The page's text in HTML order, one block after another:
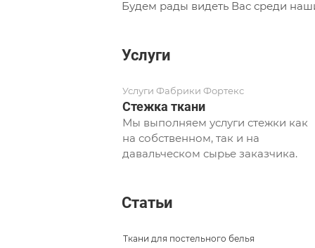
Будем рады видеть Вас среди
Услуги
Услуги Фабрики Фортекс
Стежка ткани
Мы выполняем услуги стежки как
на собственном, так и на
давальческом сырье заказчика.
Статьи
Ткани для постельного белья